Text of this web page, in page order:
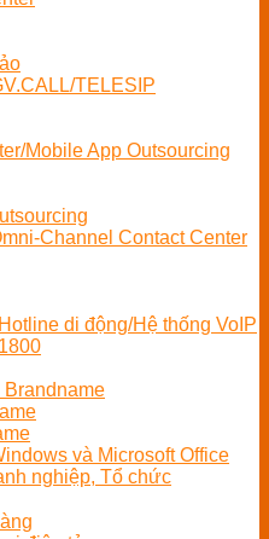
TELESIP
Mobile App Outsourcing
Channel Contact Center
di động/Hệ thống VoIP
Brandname
và Microsoft Office
nghiệp, Tổ chức